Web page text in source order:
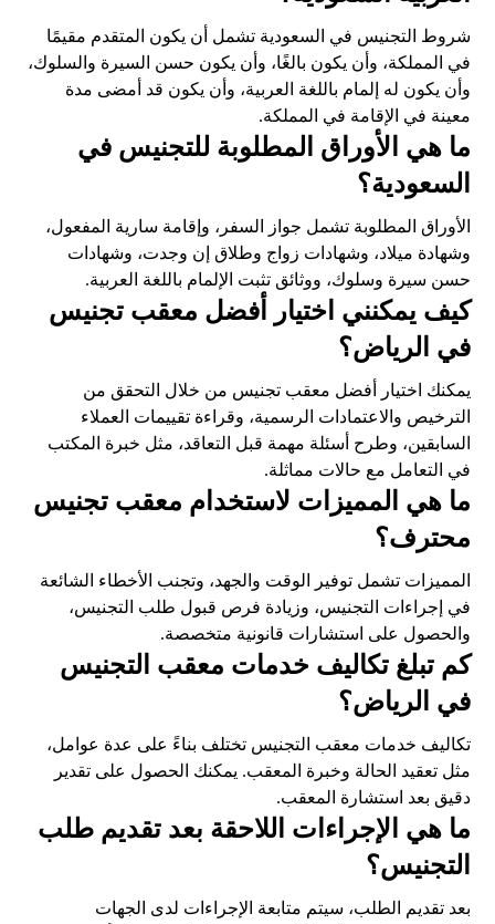
شروط التجنيس في السعودية تشمل أن يكون المتقدم مقيمًا
في المملكة، وأن يكون بالغًا، وأن يكون حسن السيرة والسلوك،
وأن يكون له إلمام باللغة العربية، وأن يكون قد أمضى مدة
معينة في الإقامة في المملكة.
ما هي الأوراق المطلوبة للتجنيس في
السعودية؟
الأوراق المطلوبة تشمل جواز السفر، وإقامة سارية المفعول،
وشهادة ميلاد، وشهادات زواج وطلاق إن وجدت، وشهادات
حسن سيرة وسلوك، ووثائق تثبت الإلمام باللغة العربية.
كيف يمكنني اختيار أفضل معقب تجنيس
في الرياض؟
يمكنك اختيار أفضل معقب تجنيس من خلال التحقق من
الترخيص والاعتمادات الرسمية، وقراءة تقييمات العملاء
السابقين، وطرح أسئلة مهمة قبل التعاقد، مثل خبرة المكتب
في التعامل مع حالات مماثلة.
ما هي المميزات لاستخدام معقب تجنيس
محترف؟
المميزات تشمل توفير الوقت والجهد، وتجنب الأخطاء الشائعة
في إجراءات التجنيس، وزيادة فرص قبول طلب التجنيس،
والحصول على استشارات قانونية متخصصة.
كم تبلغ تكاليف خدمات معقب التجنيس
في الرياض؟
تكاليف خدمات معقب التجنيس تختلف بناءً على عدة عوامل،
مثل تعقيد الحالة وخبرة المعقب. يمكنك الحصول على تقدير
دقيق بعد استشارة المعقب.
ما هي الإجراءات اللاحقة بعد تقديم طلب
التجنيس؟
بعد تقديم الطلب، سيتم متابعة الإجراءات لدى الجهات